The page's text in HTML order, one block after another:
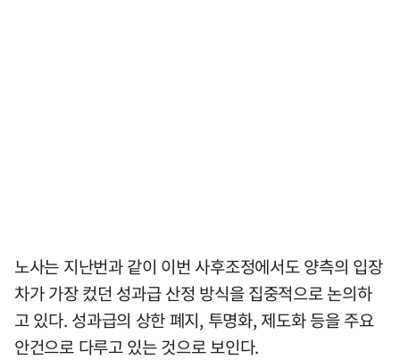
노사는 지난번과 같이 이번 사후조정에서도 양측의 입장
차가 가장 컸던 성과급 산정 방식을 집중적으로 논의하
고 있다. 성과급의 상한 폐지, 투명화, 제도화 등을 주요
안건으로 다루고 있는 것으로 보인다.